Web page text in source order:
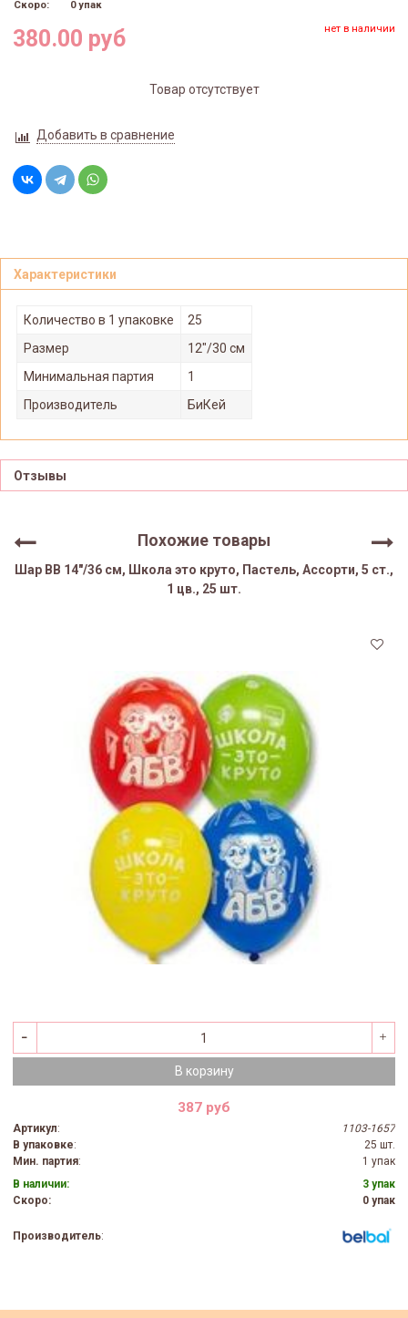
Скоро:
0 упак
380.00 руб нет в наличии
Товар отсутствует
Добавить в сравнение
Характеристики
Количество в 1 упаковке
25
Размер
12"/30 см
Минимальная партия
1
Производитель
БиКей
Отзывы
Похожие товары
Шар ВВ 14"/36 см, Школа это круто, Пастель, Ассорти, 5 ст.,
1 цв., 25 шт.
В корзину
387 руб
Артикул:
1103-1657
В упаковке:
25 шт.
Мин. партия:
1 упак
В наличии:
3 упак
Скоро:
0 упак
Производитель: